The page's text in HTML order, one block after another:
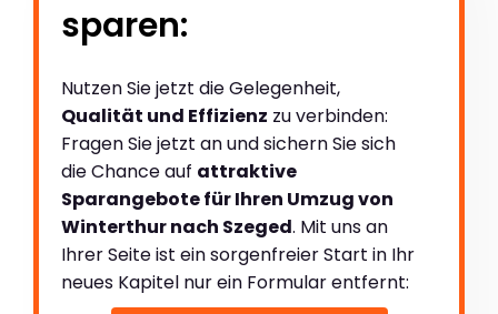
sparen:
Nutzen Sie jetzt die Gelegenheit,
Qualität und Effizienz zu verbinden:
Fragen Sie jetzt an und sichern Sie sich
die Chance auf attraktive
Sparangebote für Ihren Umzug von
Winterthur nach Szeged. Mit uns an
Ihrer Seite ist ein sorgenfreier Start in Ihr
neues Kapitel nur ein Formular entfernt: